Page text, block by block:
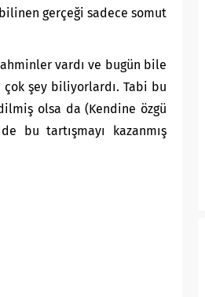
gerçeği sadece somut
vardı ve bugün bile
şey biliyorlardı. Tabi bu
olsa da (Kendine özgü
bu tartışmayı kazanmış